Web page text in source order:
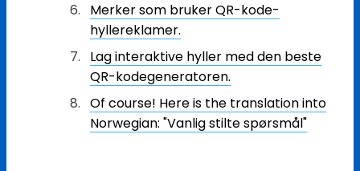
Merker som bruker QR-kode-
hyllereklamer.
Lag interaktive hyller med den beste
QR-kodegeneratoren.
Of course! Here is the translation into
Norwegian: "Vanlig stilte spørsmål"